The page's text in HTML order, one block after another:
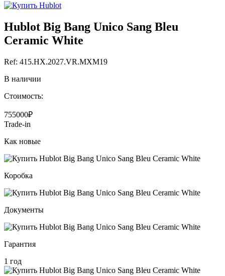
Hublot Big Bang Unico Sang Bleu
Ceramic White
Ref: 415.HX.2027.VR.MXM19
В наличии
Стоимость:
755000₽
Trade-in
Как новые
Коробка
Документы
Гарантия
1 год